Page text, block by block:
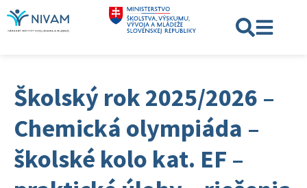
Školský rok 2025/2026 –
Chemická olympiáda –
školské kolo kat. EF –